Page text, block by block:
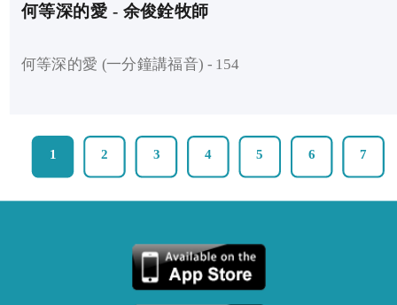
何等深的愛 - 余俊銓牧師
何等深的愛 (一分鐘講福音) - 154
1 2 3 4 5 6 7